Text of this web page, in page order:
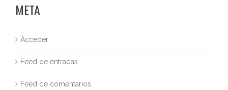
META
Acceder
Feed de entradas
Feed de comentarios